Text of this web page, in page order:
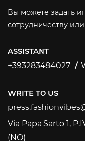
Вы можете задать
сотрудничеству
ASSISTANT
+393283484027
WRITE TO US
Via Papa Sarto 1,
(NO)